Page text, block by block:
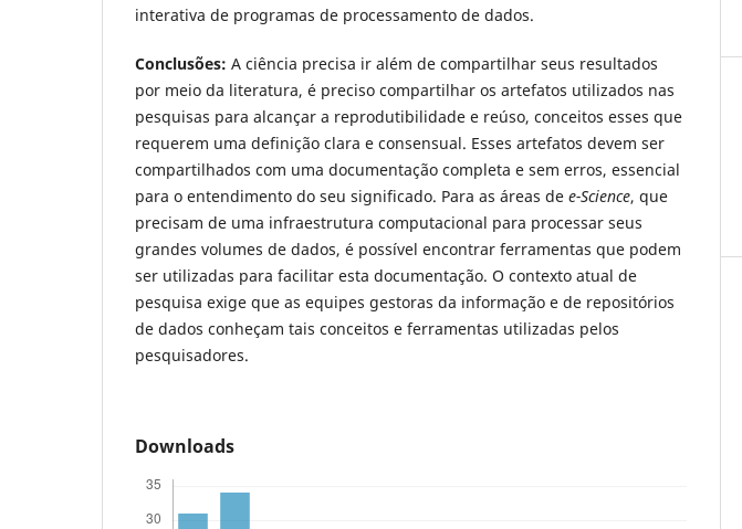
interativa de programas de processamento de dados.
Conclusões: A ciência precisa ir além de compartilhar seus resultados
por meio da literatura, é preciso compartilhar os artefatos utilizados nas
pesquisas para alcançar a reprodutibilidade e reúso, conceitos esses que
requerem uma definição clara e consensual. Esses artefatos devem ser
compartilhados com uma documentação completa e sem erros, essencial
para o entendimento do seu significado. Para as áreas de e-Science, que
precisam de uma infraestrutura computacional para processar seus
grandes volumes de dados, é possível encontrar ferramentas que podem
ser utilizadas para facilitar esta documentação. O contexto atual de
pesquisa exige que as equipes gestoras da informação e de repositórios
de dados conheçam tais conceitos e ferramentas utilizadas pelos
pesquisadores.
Downloads